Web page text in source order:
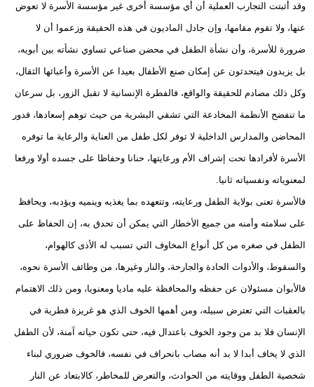
وقد أثبتت التجارب العملية أن أي مؤسسة أخرى غير مؤسسة الأسرة لا تعوض
عنها، ولا تقوم مقامها، وإن جادل الماديون في هذه الحقيقة وزعموا أن لا
ضرورة للأسرة، وأن نشأة الطفل في محضن صناعي تساوي نشأته بين أبويه،
بل يزيدون فيتحدثون عن إمكان صنع الأطفال بعيدا عن الأسرة وأعبائها الثقال،
وكل ذلك مصادم للحقيقة والواقع، فالفطرة الإنسانية لا تقبل الزور، بل سرعان
ما تنفضح الأنظمة المخادعة التي تشقي البشرية من حيث توهم إسعادها، فدور
المحاضن والمدارس الداخلية لا توفر لكل طفل من العناية والرعاية ما توفره
الأسرة لأفرادها تحت إشراف الأم ورعايتها، حنانا وحفاظا على جسده أولا ورفعا
لمعنوياته ونفسياته ثانيا.
فالأسرة تعنى بولاية الطفل ورعايته، وتتعهده بما يغذيه وينميه ويؤدبه، ويحافظ
على سلامته وأمنه من جميع الأخطار التي يمكن أن تحدق به، إن الحفاظ على
الطفل في صغره من كل أنواع المخاوف التي تسبب له الأذى كالهوام،
والسقوط، والأدوات الحادة والجارحة، والنار وغيرها، من وظائف الأسرة نحوه،
فالأبوان مسئولان عن حفظه والمحافظة عليه ماديا ومعنويا، ومن ذلك الاهتمام
بالعقبات التي تعترض سبيله، ومن أهمها الخوف الذي هو غريزة فطرية في
الإنسان فلا بد من وجود الخوف باعتدال فيه، حتى تكون حياته آمنة، لأن الطفل
الذي لا يخاف أبدا لا بد أنه مصاب بانحراف في نفسه، فالخوف ضروري لبناء
شخصية الطفل ووقايته من الحوادث، والتعرض للمخاطر، كالابتعاد عن النار